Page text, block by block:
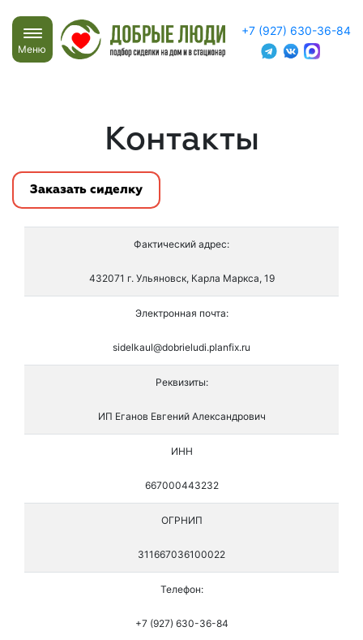
Меню
+7 (927) 630-36-84
Контакты
Заказать сиделку
Фактический адрес:
432071 г. Ульяновск, Карла Маркса, 19
Электронная почта:
sidelkaul@dobrieludi.planfix.ru
Реквизиты:
ИП Еганов Евгений Александрович
ИНН
667000443232
ОГРНИП
311667036100022
Телефон:
+7 (927) 630-36-84